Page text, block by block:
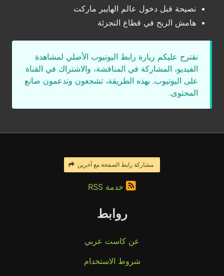
نصيحة قبل دخول عالم الهايبر ماركت
هامش الربح في قطاع التجزئة
نقترح عليكم زيارة رابط اليوتيوب الأصلي لمشاهدة
الفيديو، المشاركة في المناقشة، والاشتراك في القناة
على اليوتيوب. بهذه الطريقة، تشجعون وتدعمون صانع
المحتوى.
مشاركة رابط الصفحة مع آخرين
خدمة RSS
روابط
عن كاست عربي
شروط الاستخدام